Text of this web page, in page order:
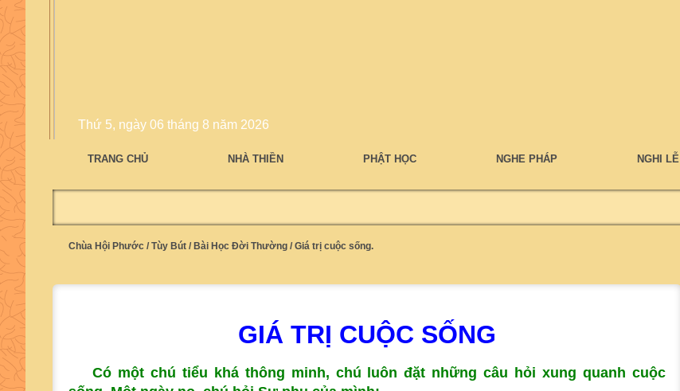
Thứ 5, ngày 06 tháng 8 năm 2026
TRANG CHỦ NHÀ THIỀN PHẬT HỌC NGHE PHÁP NGHI LỄ
Chùa Hội Phước / Tùy Bút / Bài Học Đời Thường / Giá trị cuộc sống.
GIÁ TRỊ CUỘC SỐNG
Có một chú tiểu khá thông minh, chú luôn đặt những câu hỏi xung quanh cuộc